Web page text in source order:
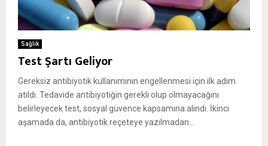
Sağlık
Test Şartı Geliyor
Gereksiz antibiyotik kullanımının engellenmesi için ilk adım
atıldı. Tedavide antibiyotiğin gerekli olup olmayacağını
belirleyecek test, sosyal güvence kapsamına alındı. İkinci
aşamada da, antibiyotik reçeteye yazılmadan...